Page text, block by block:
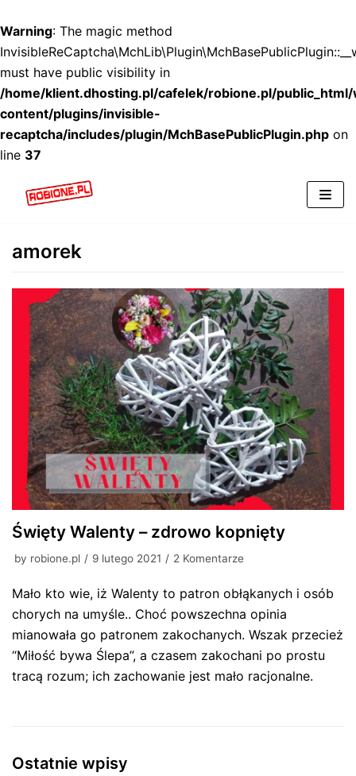
Warning: The magic method
must have public visibility in
/home/klient.dhosting.pl/cafelek/robione.pl/
content/plugins/invisible-
recaptcha/includes/plugin/MchBasePublicPlugin.php on
line 37
Skocz
treści
amorek
Święty Walenty – zdrowo kopnięty
by robione.pl 9 lutego 2021 2 Komentarze
Mało kto wie, iż Walenty to patron obłąkanych i osób
chorych na umyśle.. Choć powszechna opinia
mianowała go patronem zakochanych. Wszak przecież
“Miłość bywa Ślepa”, a czasem zakochani po prostu
tracą rozum; ich zachowanie jest mało racjonalne.
Ostatnie wpisy